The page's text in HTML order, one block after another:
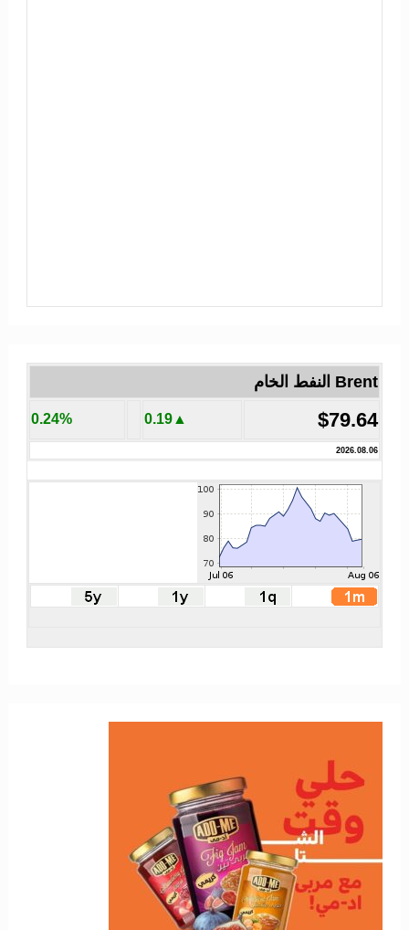
Brent النفط الخام
$79.64
▲0.19
0.24%
2026.08.06